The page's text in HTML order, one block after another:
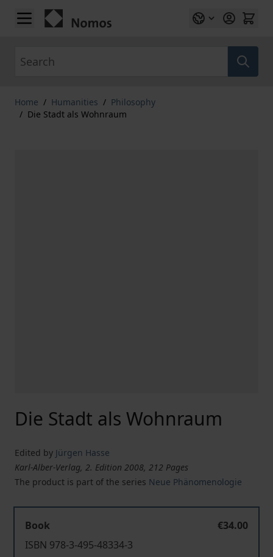
Skip to Content
Home / Humanities / Philosophy
/ Die Stadt als Wohnraum
Die Stadt als Wohnraum
Edited by Jürgen Hasse
Karl-Alber-Verlag, 2. Edition 2008, 212 Pages
The product is part of the series Neue Phänomenologie
Book
€34.00
ISBN 978-3-495-48334-3